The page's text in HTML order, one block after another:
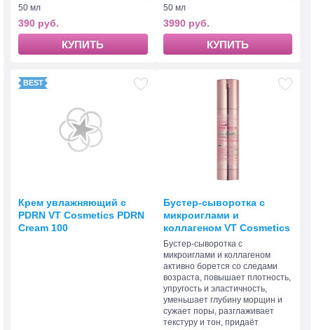
50 мл
390 руб.
КУПИТЬ
50 мл
3990 руб.
КУПИТЬ
Крем увлажняющий с
PDRN VT Cosmetics PDRN
Cream 100
Бустер-сыворотка с
микроиглами и
коллагеном VT Cosmetics
Collagen Reedle Shot 100
Бустер-сыворотка с
микроиглами и коллагеном
активно борется со следами
возраста, повышает плотность,
упругость и эластичность,
уменьшает глубину морщин и
сужает поры, разглаживает
текстуру и тон, придаёт